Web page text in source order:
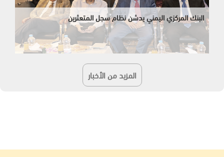
البنك المركزي اليمني يدشن نظام سجل المتعثرين
المزيد من الأخبار